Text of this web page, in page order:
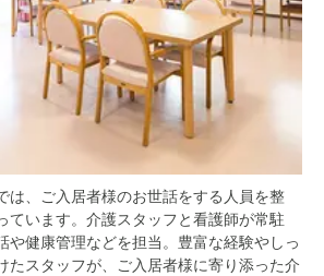
は、ご入居者様のお世話をする人員を整
ています。介護スタッフと看護師が常駐
や健康管理などを担当。豊富な経験やしっ
たスタッフが、ご入居者様に寄り添った介